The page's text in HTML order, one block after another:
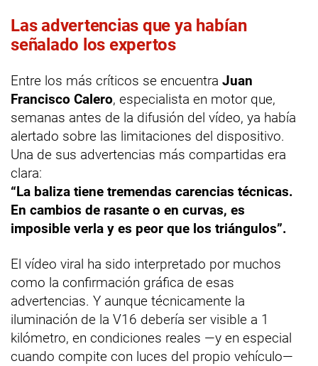
Las advertencias que ya habían
señalado los expertos
Entre los más críticos se encuentra Juan
Francisco Calero, especialista en motor que,
semanas antes de la difusión del vídeo, ya había
alertado sobre las limitaciones del dispositivo.
Una de sus advertencias más compartidas era
clara:
“La baliza tiene tremendas carencias técnicas.
En cambios de rasante o en curvas, es
imposible verla y es peor que los triángulos”.
El vídeo viral ha sido interpretado por muchos
como la confirmación gráfica de esas
advertencias. Y aunque técnicamente la
iluminación de la V16 debería ser visible a 1
kilómetro, en condiciones reales —y en especial
cuando compite con luces del propio vehículo—